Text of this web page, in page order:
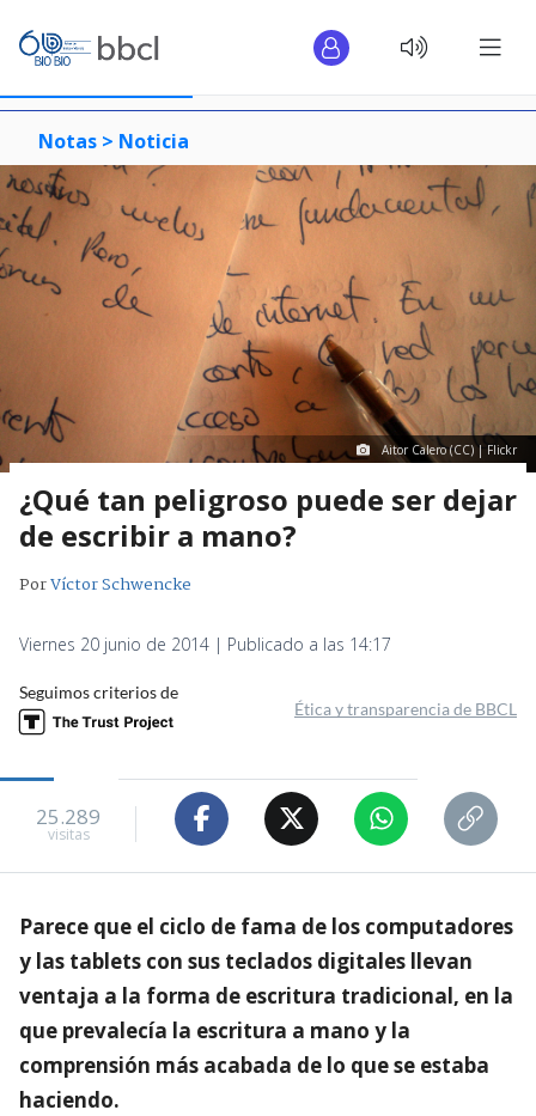
Notas > Noticia
Aitor Calero (CC) | Flickr
¿Qué tan peligroso puede ser dejar
de escribir a mano?
PorVíctor Schwencke
Viernes 20 junio de 2014 | Publicado a las 14:17
Seguimos criterios de
Ética y transparencia de BBCL
25.289
visitas
Parece que el ciclo de fama de los computadores
y las tablets con sus teclados digitales llevan
ventaja a la forma de escritura tradicional, en la
que prevalecía la escritura a mano y la
comprensión más acabada de lo que se estaba
haciendo.